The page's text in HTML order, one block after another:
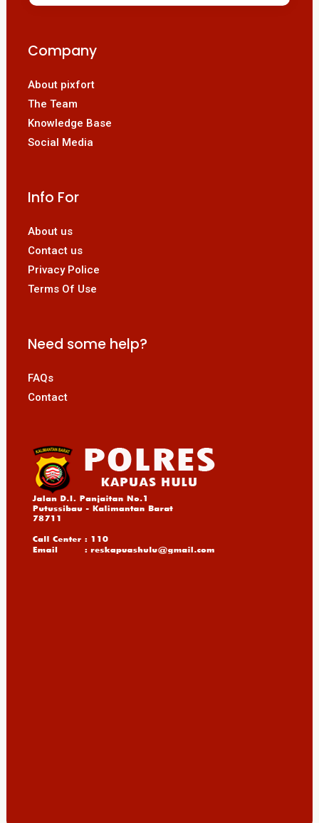
Company
About pixfort
The Team
Knowledge Base
Social Media
Info For
About us
Contact us
Privacy Police
Terms Of Use
Need some help?
FAQs
Contact